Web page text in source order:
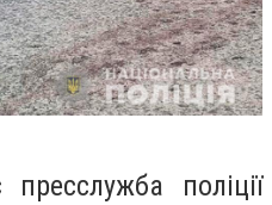
поліції